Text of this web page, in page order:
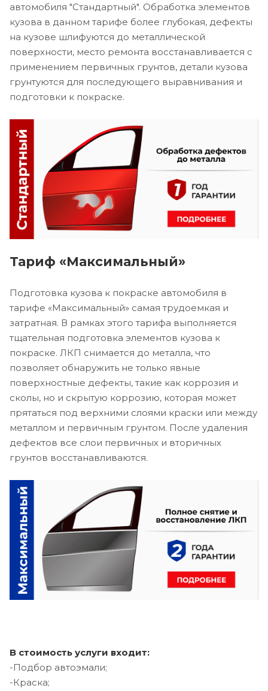
автомобиля "Стандартный". Обработка элементов
кузова в данном тарифе более глубокая, дефекты
на кузове шлифуются до металлической
поверхности, место ремонта восстанавливается с
применением первичных грунтов, детали кузова
грунтуются для последующего выравнивания и
подготовки к покраске.
Тариф «Максимальный»
Подготовка кузова к покраске автомобиля в
тарифе «Максимальный» самая трудоемкая и
затратная. В рамках этого тарифа выполняется
тщательная подготовка элементов кузова к
покраске. ЛКП снимается до металла, что
позволяет обнаружить не только явные
поверхностные дефекты, такие как коррозия и
сколы, но и скрытую коррозию, которая может
прятаться под верхними слоями краски или между
металлом и первичным грунтом. После удаления
дефектов все слои первичных и вторичных
грунтов восстанавливаются.
В стоимость услуги входит:
-Подбор автоэмали;
-Краска;